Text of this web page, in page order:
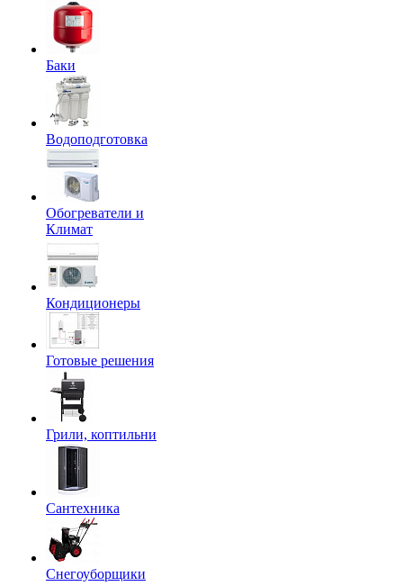
Баки
Водоподготовка
Обогреватели и
Климат
Кондиционеры
Готовые решения
Грили, коптильни
Сантехника
Снегоуборщики